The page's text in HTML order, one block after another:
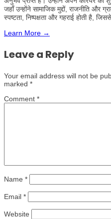
जहाँ उन्होंने सामाजिक मुद्दों, राजनीति और
स्पष्टता, निष्पक्षता और गहराई होती है,
Learn More →
Leave a Reply
Your email address will not be
marked *
Comment *
Name *
Email *
Website